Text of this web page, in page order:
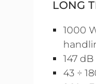
LONG
1000
147
43 ÷